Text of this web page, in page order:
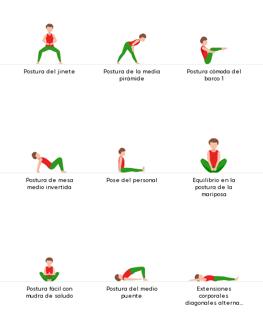
Postura del jinete
Postura de la media
pirámide
Postura cómoda del
barco 1
Postura de mesa
medio invertida
Pose del personal
Equilibrio en la
postura de la
mariposa
Postura fácil con
mudra de saludo
Postura del medio
puente
Extensiones
corporales
diagonales alternas